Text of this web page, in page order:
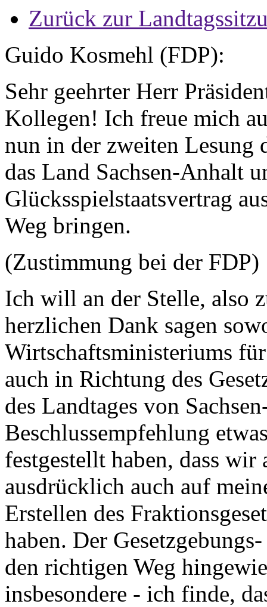
Zurück zur
Guido Kosmehl (FDP):
Sehr geehrter Herr
Kollegen! Ich freue mich
nun in der zweiten Lesung
das Land Sachsen-Anhalt
Glücksspielstaatsvertrag
Weg bringen.
(Zustimmung bei der FDP)
Ich will an der Stelle, also
herzlichen Dank sagen
Wirtschaftsministeriums
auch in Richtung des
des Landtages von
Beschlussempfehlung
festgestellt haben, dass
ausdrücklich auch auf
Erstellen des
haben. Der
den richtigen Weg
insbesondere - ich finde,